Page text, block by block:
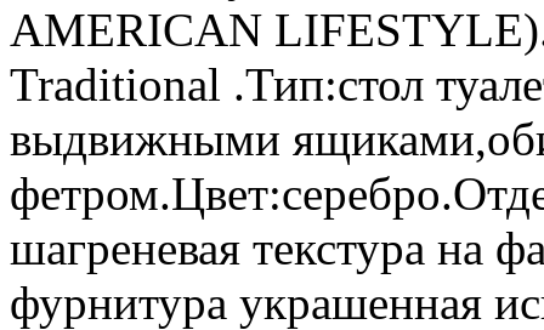
AMERICAN
Traditional .Тип:стол
выдвижными
шагреневая текстура на
фурнитура украшенная